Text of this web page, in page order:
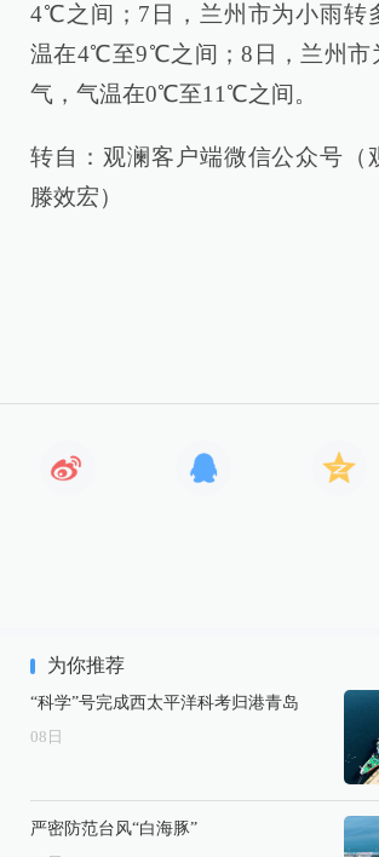
4℃之间；7日，兰州市为小雨转
温在4℃至9℃之间；8日，兰州市
气，气温在0℃至11℃之间。
转自：观澜客户端微信公众号（
滕效宏）
为你推荐
“科学”号完成西太平洋科考归港青岛
08 日
严密防范台风“白海豚”